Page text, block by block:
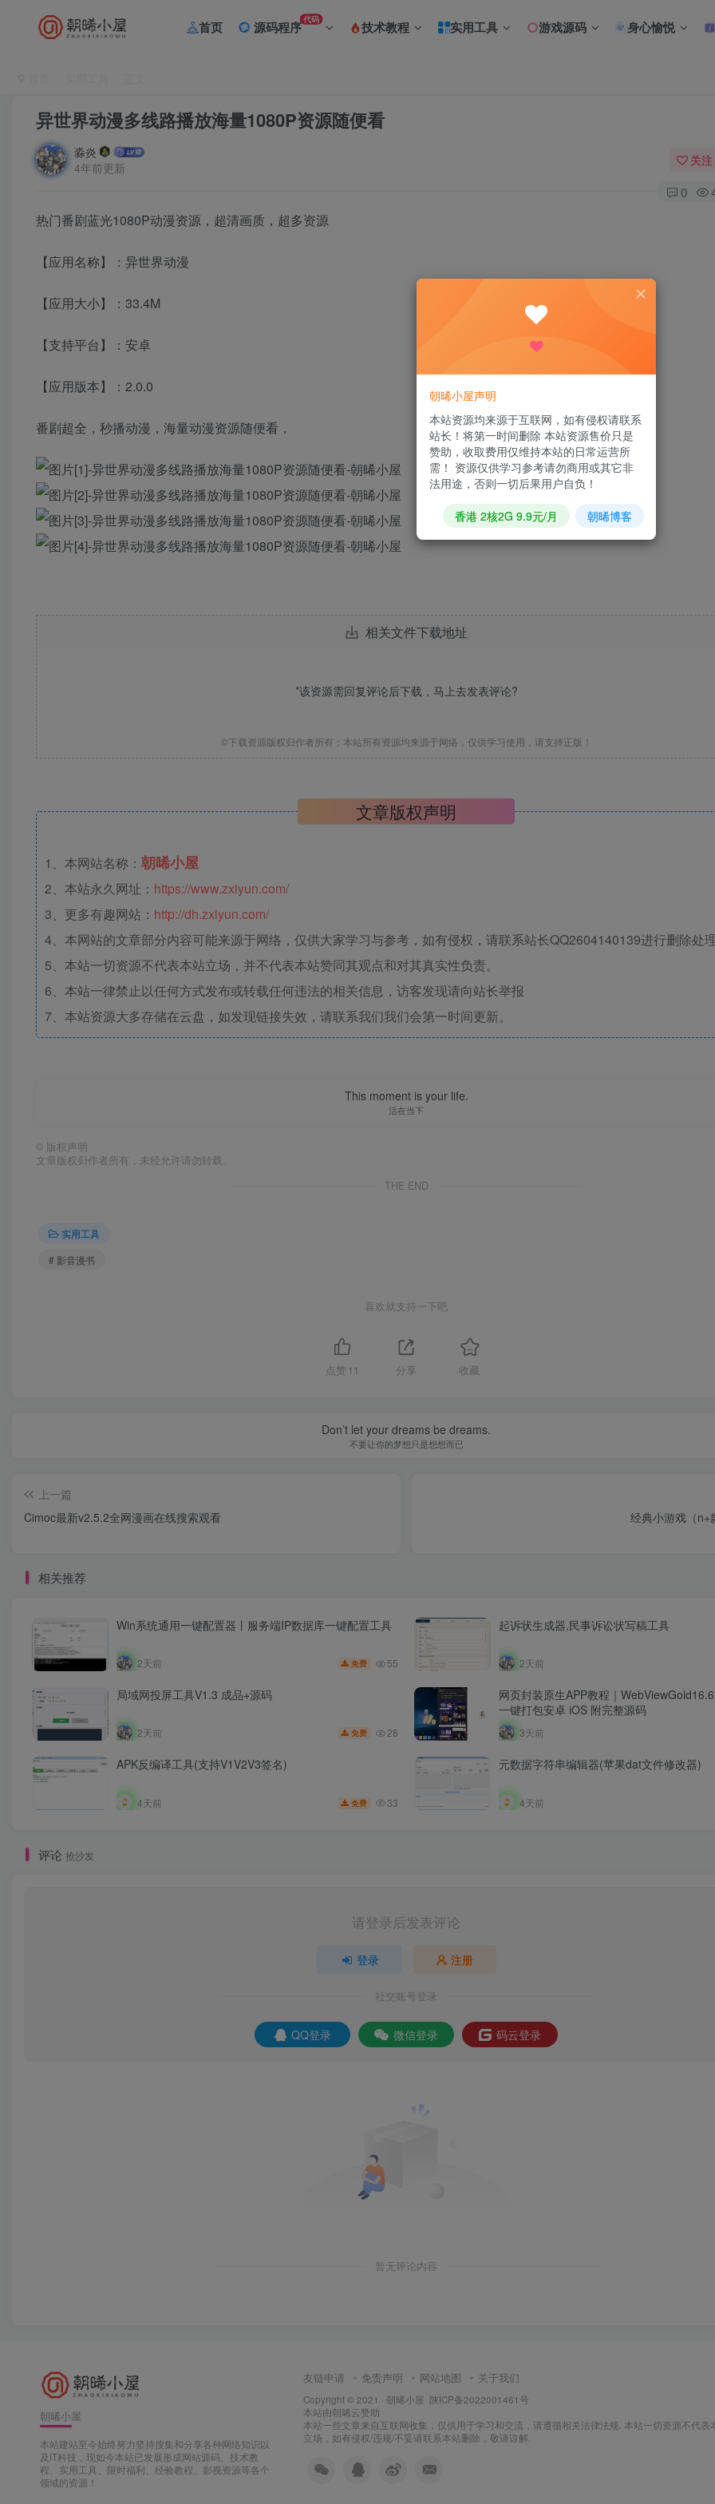
首页 源码程序代码 技术教程 实用工具 游戏源码 身心愉悦
异世界动漫多线路播放海量1080P资源随便看
淼炎
4年前更新
关注
0
热门番剧蓝光1080P动漫资源，超清画质，超多资源
【应用名称】：异世界动漫
【应用大小】：33.4M
【支持平台】：安卓
【应用版本】：2.0.0
番剧超全，秒播动漫，海量动漫资源随便看，
相关文件下载地址
*该资源需回复评论后下载，马上去发表评论?
©下载资源版权归作者所有；本站所有资源均来源于网络，仅供学习使用，请支持正版！
文章版权声明
1、本网站名称： 朝晞小屋
2、本站永久网址： https://www.zxiyun.com/
3、更多有趣网站： http://dh.zxiyun.com/
4、本网站的文章部分内容可能来源于网络，仅供大家学习与参考，如有侵权，请联系站长QQ2604140139进行删除处
5、本站一切资源不代表本站立场，并不代表本站赞同其观点和对其真实性负责。
6、本站一律禁止以任何方式发布或转载任何违法的相关信息，访客发现请向站长举报
7、本站资源大多存储在云盘，如发现链接失效，请联系我们我们会第一时间更新。
This moment is your life.
活在当下
© 版权声明
文章版权归作者所有，未经允许请勿转载。
THE END
实用工具
# 影音漫书
喜欢就支持一下吧
点赞 11 分享 收藏
Don’t let your dreams be dreams.
不要让你的梦想只是想想而已
上一篇
Cimoc最新v2.5.2全网漫画在线搜索观看
经典小游戏（n+
相关推荐
Win系统通用一键配置器丨服务端IP数据库一键配置工具
2天前 免费 55
起诉状生成器,民事诉讼状写稿工具
2天前
局域网投屏工具V1.3 成品+源码
2天前 免费 28
网页封装原生APP教程｜
一键打包安卓 iOS 附完整源码
3天前
APK反编译工具(支持V1V2V3签名)
4天前 免费 33
元数据字符串编辑器(苹果dat文件修改器)
4天前
评论 抢沙发
请登录后发表评论
登录 注册
社交账号登录
QQ登录 微信登录 码云登录
暂无评论内容
朝晞小屋
本站建站至今始终努力坚持搜集和分享各种网络知识以
及IT科技，现如今本站已发展形成网站源码、技术教
程、实用工具、限时福利、经验教程、影视资源等各个
领域的资源！
友链申请 免责声明 网站地图 关于我们
Copyright © 2021 · 朝晞小屋 陕ICP备2022001461号
本站由朝晞云赞助
本站一些文章来自互联网收集，仅供用于学习和交流，请遵循相关法律法规. 本站一切资源不代表
立场，如有侵权/违规/不妥请联系本站删除，敬请谅解.
朝晞小屋声明
本站资源均来源于互联网，如有侵权请联系
站长！将第一时间删除 本站资源售价只是
赞助，收取费用仅维持本站的日常运营所
需！ 资源仅供学习参考请勿商用或其它非
法用途，否则一切后果用户自负！
香港 2核2G 9.9元/月 朝晞博客